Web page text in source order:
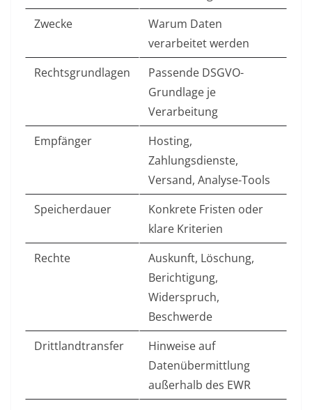
Zwecke
Warum Daten
verarbeitet werden
Rechtsgrundlagen
Passende DSGVO-
Grundlage je
Verarbeitung
Empfänger
Hosting,
Zahlungsdienste,
Versand, Analyse-Tools
Speicherdauer
Konkrete Fristen oder
klare Kriterien
Rechte
Auskunft, Löschung,
Berichtigung,
Widerspruch,
Beschwerde
Drittlandtransfer
Hinweise auf
Datenübermittlung
außerhalb des EWR